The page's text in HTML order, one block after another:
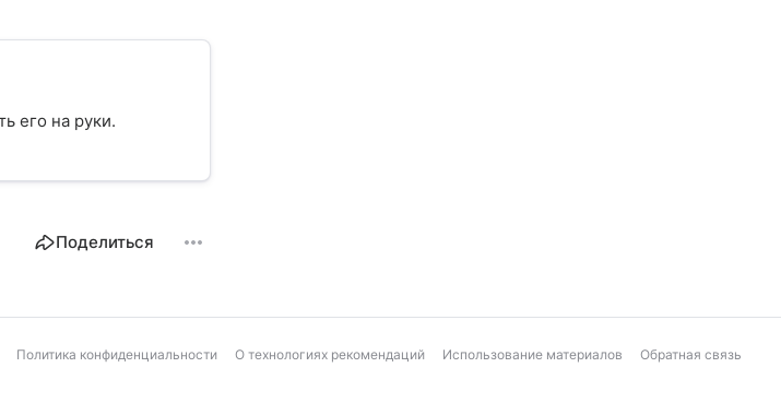
его на руки.
Поделиться
Политика конфиденциальности О технологиях рекомендаций Использование материалов Обратная связь